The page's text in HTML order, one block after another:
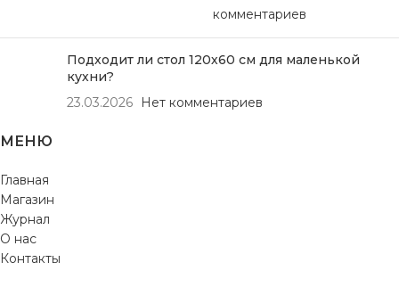
комментариев
Подходит ли стол 120х60 см для маленькой
кухни?
23.03.2026
Нет комментариев
МЕНЮ
Главная
Магазин
Журнал
О нас
Контакты